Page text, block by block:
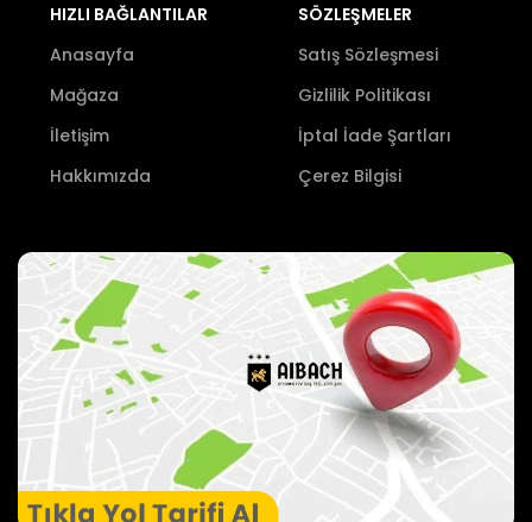
HIZLI BAĞLANTILAR
Anasayfa
Mağaza
İletişim
Hakkımızda
SÖZLEŞMELER
Satış Sözleşmesi
Gizlilik Politikası
İptal İade Şartları
Çerez Bilgisi